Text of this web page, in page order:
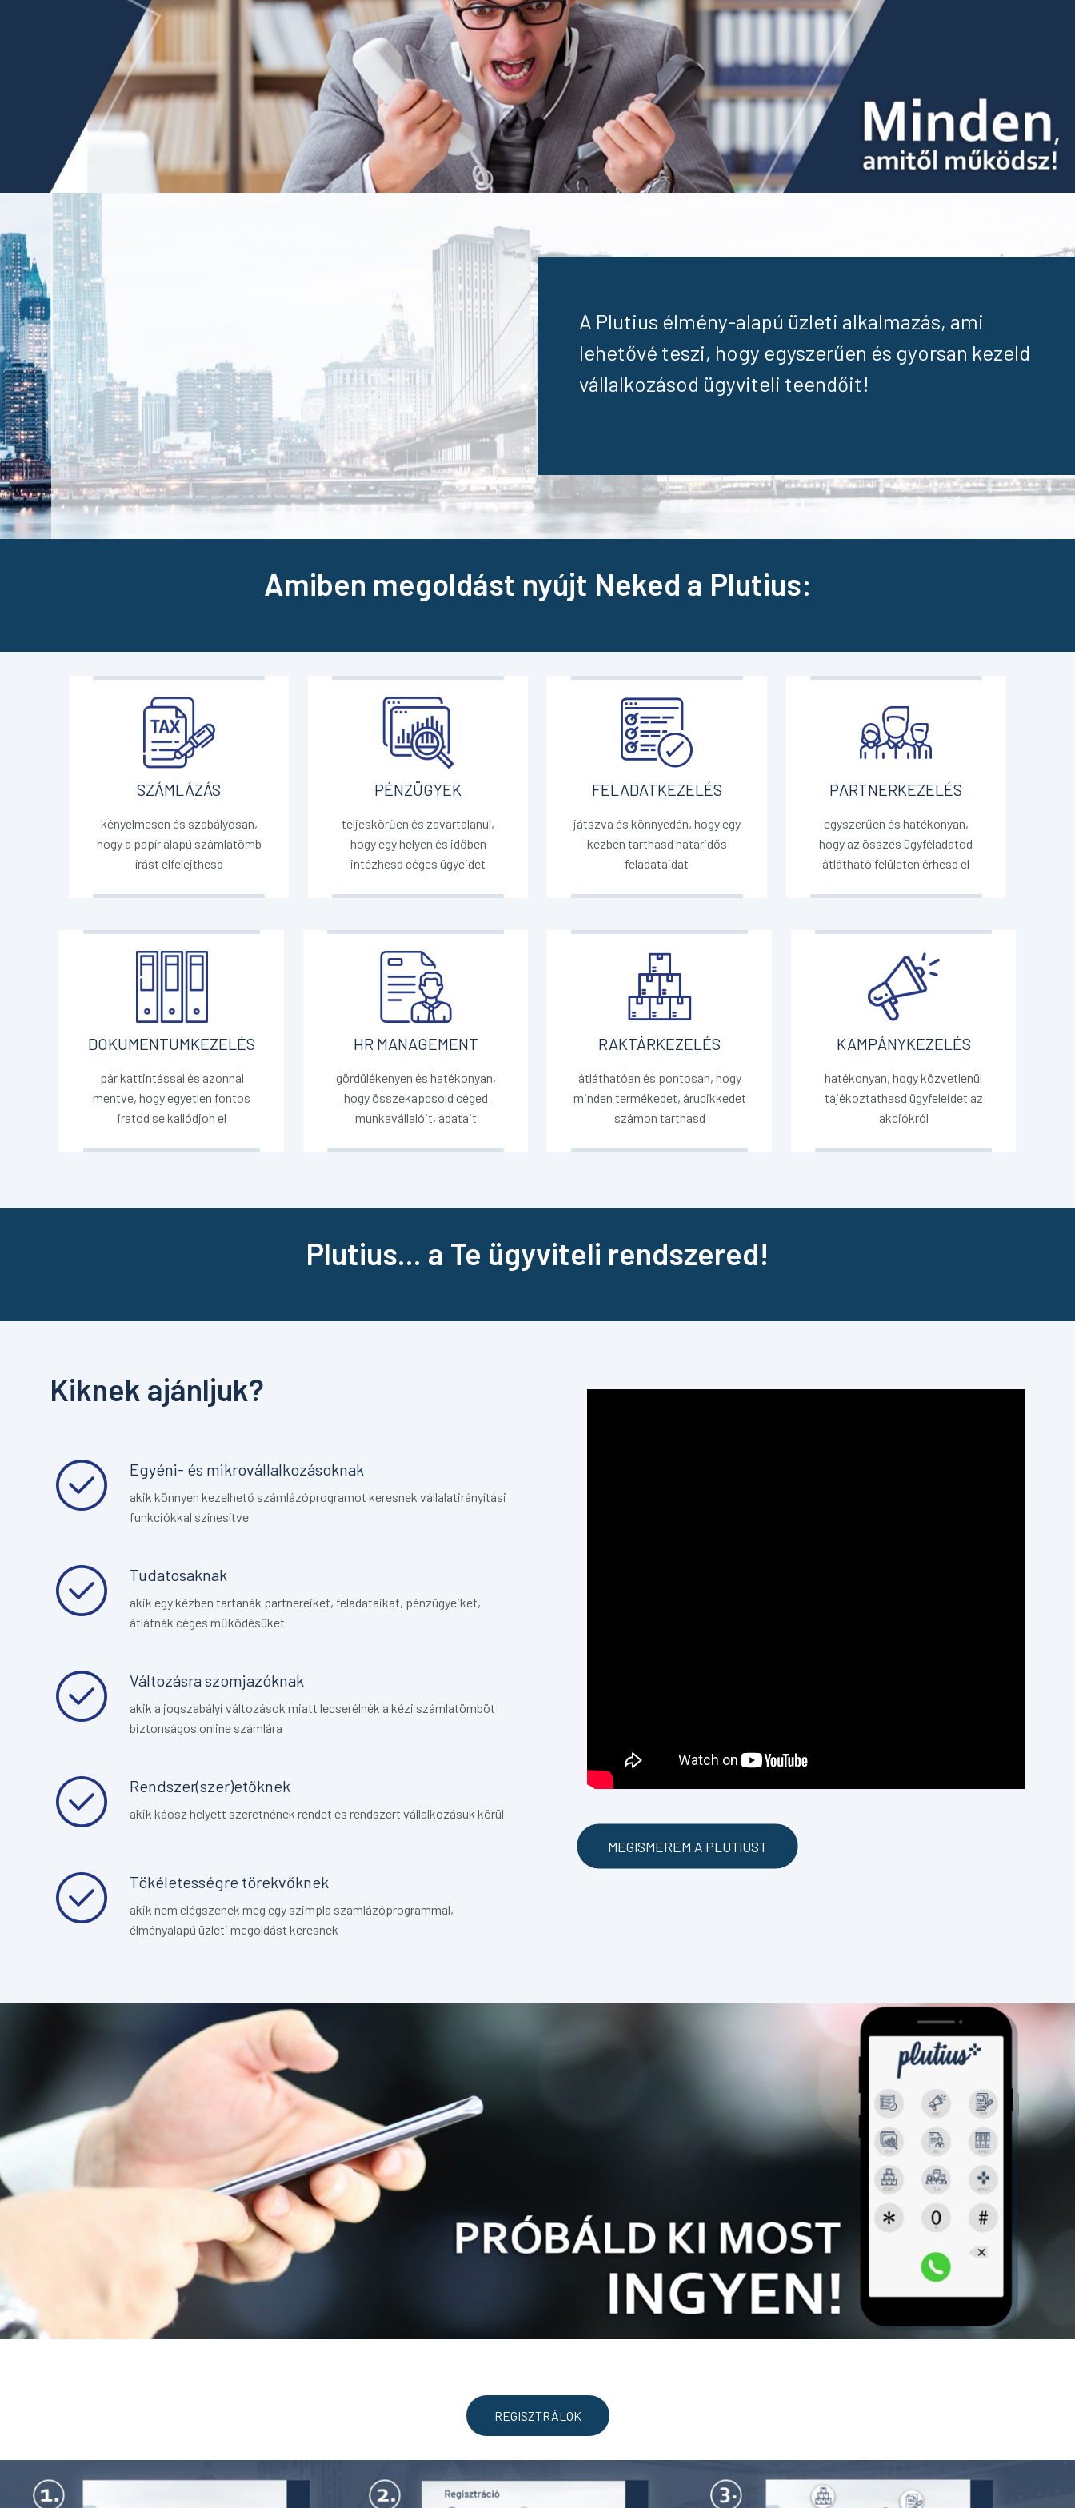
A Plutius élmény-alapú üzleti alkalmazás, ami
lehetővé teszi, hogy egyszerűen és gyorsan kezeld
vállalkozásod ügyviteli teendőit!
Amiben megoldást nyújt Neked a Plutius:
SZÁMLÁZÁS
kényelmesen és szabályosan,
hogy a papír alapú számlatömb
írást elfelejthesd
PÉNZÜGYEK
teljeskörűen és zavartalanul,
hogy egy helyen és időben
intézhesd céges ügyeidet
FELADATKEZELÉS
játszva és könnyedén, hogy egy
kézben tarthasd határidős
feladataidat
PARTNERKEZELÉS
egyszerűen és hatékonyan,
hogy az összes ügyféladatod
átlátható felületen érhesd el
DOKUMENTUMKEZELÉS
pár kattintással és azonnal
mentve, hogy egyetlen fontos
iratod se kallódjon el
HR MANAGEMENT
gördülékenyen és hatékonyan,
hogy összekapcsold céged
munkavállalóit, adatait
RAKTÁRKEZELÉS
átláthatóan és pontosan, hogy
minden termékedet, árucikkedet
számon tarthasd
KAMPÁNYKEZELÉS
hatékonyan, hogy közvetlenül
tájékoztathasd ügyfeleidet az
akciókról
Plutius... a Te ügyviteli rendszered!
Kiknek ajánljuk?
Egyéni- és mikrovállalkozásoknak
akik könnyen kezelhető számlázóprogramot keresnek vállalatirányítási
funkciókkal színesítve
Tudatosaknak
akik egy kézben tartanák partnereiket, feladataikat, pénzügyeiket,
átlátnák céges működésüket
Változásra szomjazóknak
akik a jogszabályi változások miatt lecserélnék a kézi számlatömböt
biztonságos online számlára
Rendszer(szer)etőknek
akik káosz helyett szeretnének rendet és rendszert vállalkozásuk körül
Tökéletességre törekvőknek
akik nem elégszenek meg egy szimpla számlázóprogrammal,
élményalapú üzleti megoldást keresnek
MEGISMEREM A PLUTIUST
REGISZTRÁLOK